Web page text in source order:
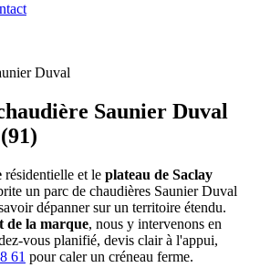
Duval
Saunier Duval
résidentielle et le plateau de Saclay
un parc de chaudières Saunier Duval
dépanner sur un territoire étendu.
de la marque, nous y intervenons en
vous planifié, devis clair à l'appui,
61 pour caler un créneau ferme.